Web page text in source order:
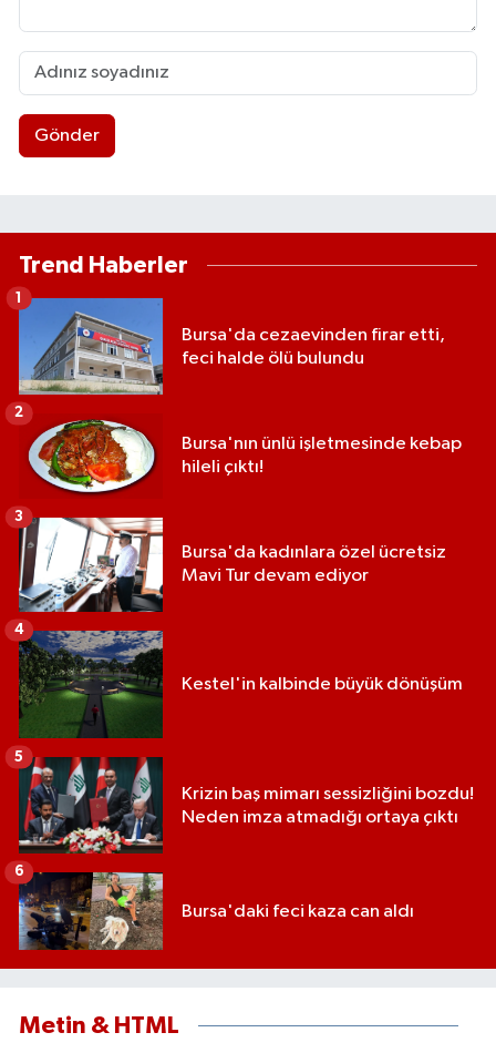
Gönder
Trend Haberler
Bursa'da cezaevinden firar etti,
feci halde ölü bulundu
1
Bursa'nın ünlü işletmesinde kebap
hileli çıktı!
2
Bursa'da kadınlara özel ücretsiz
Mavi Tur devam ediyor
3
Kestel'in kalbinde büyük dönüşüm
4
Krizin baş mimarı sessizliğini bozdu!
Neden imza atmadığı ortaya çıktı
5
Bursa'daki feci kaza can aldı
6
Metin & HTML